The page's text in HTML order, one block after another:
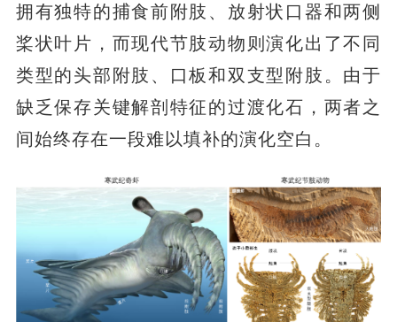
拥有独特的捕食前附肢、放射状口器和两侧
桨状叶片，而现代节肢动物则演化出了不同
类型的头部附肢、口板和双支型附肢。由于
缺乏保存关键解剖特征的过渡化石，两者之
间始终存在一段难以填补的演化空白。